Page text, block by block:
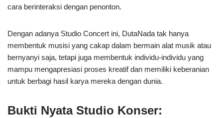
cara berinteraksi dengan penonton.
Dengan adanya Studio Concert ini, DutaNada tak hanya
membentuk musisi yang cakap dalam bermain alat musik atau
bernyanyi saja, tetapi juga membentuk individu-individu yang
mampu mengapresiasi proses kreatif dan memiliki keberanian
untuk berbagi hasil karya mereka dengan dunia.
Bukti Nyata Studio Konser: